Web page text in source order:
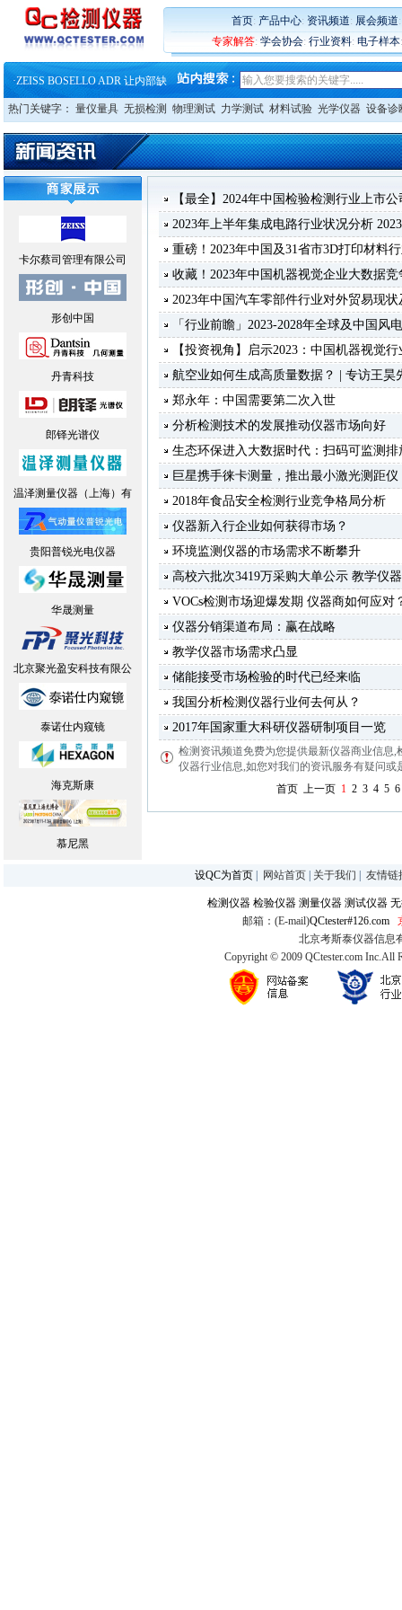
首页: 产品中心: 资讯频道: 展会频道
专家解答: 学会协会: 行业资料: 电子样本
蔡司软件 | 高效变形分析能
铸就AI服务器质量动脉 – 高
·铸就AI服务器质量动脉 – 高
·ZEISS BOSELLO ADR 让内部缺
·蔡司和亿纬锂能达成战略合作
·大牌云集 买家升级 ——26
·铸就AI服务器质量动脉 – 高
·铸就AI服务器质量动脉 – 高
·ZEISS BOSELLO ADR 让内部缺
蔡司和亿纬锂能达成战略合作
热门关键字： 量仪量具 无损检测 物理测试 力学测试 材料试验 光学仪器 设备诊
卡尔蔡司管理有限公司
形创中国
丹青科技
郎铎光谱仪
温泽测量仪器（上海）有
贵阳普锐光电仪器
华晟测量
北京聚光盈安科技有限公
泰诺仕内窥镜
海克斯康
慕尼黑
【最全】2024年中国检验检测行业上市
2023年上半年集成电路行业状况分析
重磅！2023年中国及31省市3D打印材料
收藏！2023年中国机器视觉企业大数据
2023年中国汽车零部件行业对外贸易现
「行业前瞻」2023-2028年全球及中国风
【投资视角】启示2023：中国机器视觉
航空业如何生成高质量数据？ | 专访王昊
郑永年：中国需要第二次入世
分析检测技术的发展推动仪器市场向好
生态环保进入大数据时代：扫码可监测排
巨星携手徕卡测量，推出最小激光测距仪
2018年食品安全检测行业竞争格局分析
仪器新入行企业如何获得市场？
环境监测仪器的市场需求不断攀升
高校六批次3419万采购大单公示 教学仪
VOCs检测市场迎爆发期 仪器商如何应对
仪器分销渠道布局：赢在战略
教学仪器市场需求凸显
储能接受市场检验的时代已经来临
我国分析检测仪器行业何去何从？
2017年国家重大科研仪器研制项目一览
检测资讯频道免费为您提供最新仪器商业信息,
仪器行业信息,如您对我们的资讯服务有疑问或
首页 上一页1 2 3 4 5 6
设QC为首页 网站首页 关于我们 友情链
检测仪器 检验仪器 测量仪器 测试仪器
邮箱：(E-mail)QCtester#126.com
北京考斯泰仪器信息
Copyright © 2009 QCtester.com Inc.All